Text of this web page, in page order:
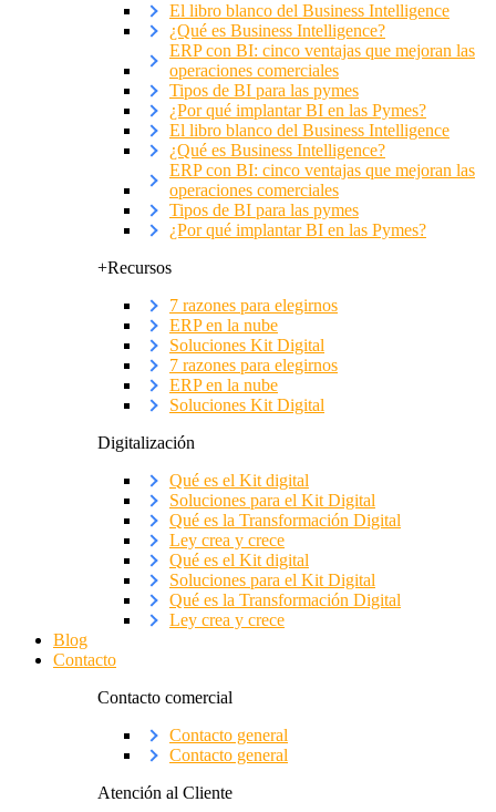
El libro blanco del Business Intelligence
¿Qué es Business Intelligence?
ERP con BI: cinco ventajas que mejoran las
operaciones comerciales
Tipos de BI para las pymes
¿Por qué implantar BI en las Pymes?
El libro blanco del Business Intelligence
¿Qué es Business Intelligence?
ERP con BI: cinco ventajas que mejoran las
operaciones comerciales
Tipos de BI para las pymes
¿Por qué implantar BI en las Pymes?
+Recursos
7 razones para elegirnos
ERP en la nube
Soluciones Kit Digital
7 razones para elegirnos
ERP en la nube
Soluciones Kit Digital
Digitalización
Qué es el Kit digital
Soluciones para el Kit Digital
Qué es la Transformación Digital
Ley crea y crece
Qué es el Kit digital
Soluciones para el Kit Digital
Qué es la Transformación Digital
Ley crea y crece
Blog
Contacto
Contacto comercial
Contacto general
Contacto general
Atención al Cliente